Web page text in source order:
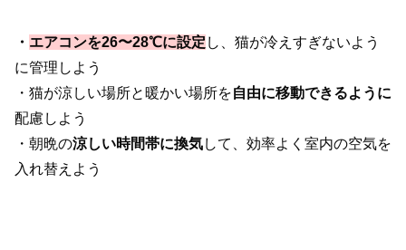
・ エアコンを26〜28℃に設定 し、猫が冷えすぎないよう
に管理しよう
・猫が涼しい場所と暖かい場所を自由に移動できるように
配慮しよう
・朝晩の涼しい時間帯に換気して、効率よく室内の空気を
入れ替えよう